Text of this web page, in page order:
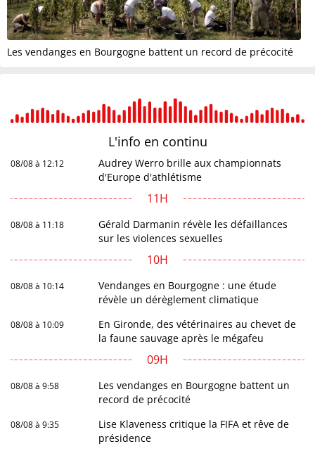
Les vendanges en Bourgogne battent un record de précocité
L'info en continu
08/08 à 12:12
Audrey Werro brille aux championnats
d'Europe d'athlétisme
11H
08/08 à 11:18
Gérald Darmanin révèle les défaillances
sur les violences sexuelles
10H
08/08 à 10:14
Vendanges en Bourgogne : une étude
révèle un dérèglement climatique
08/08 à 10:09
En Gironde, des vétérinaires au chevet de
la faune sauvage après le mégafeu
09H
08/08 à 9:58
Les vendanges en Bourgogne battent un
record de précocité
08/08 à 9:35
Lise Klaveness critique la FIFA et rêve de
présidence